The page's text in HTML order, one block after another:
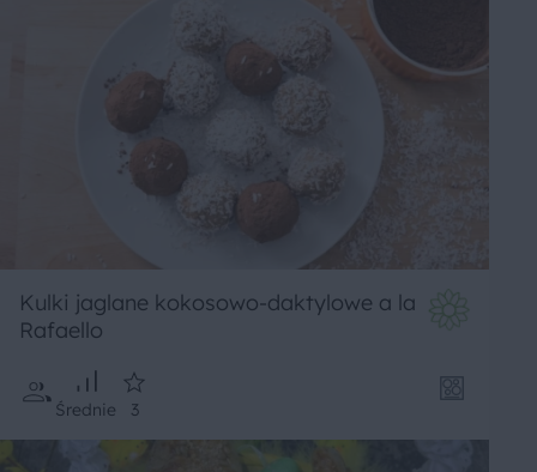
Kulki jaglane kokosowo-daktylowe a la
Rafaello
Średnie 3